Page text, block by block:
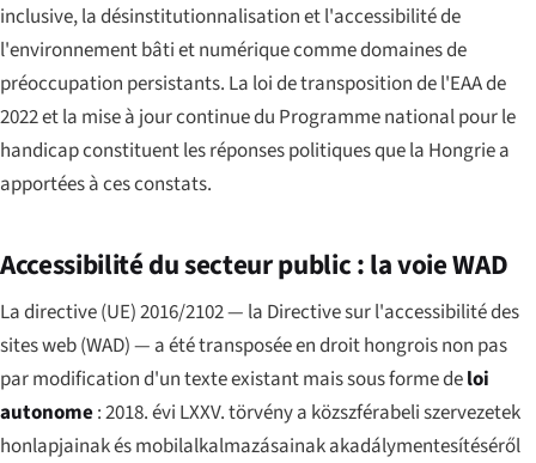
inclusive, la désinstitutionnalisation et l'accessibilité de
l'environnement bâti et numérique comme domaines de
préoccupation persistants. La loi de transposition de l'EAA de
2022 et la mise à jour continue du Programme national pour le
handicap constituent les réponses politiques que la Hongrie a
apportées à ces constats.
Accessibilité du secteur public : la voie WAD
La directive (UE) 2016/2102 — la Directive sur l'accessibilité des
sites web (WAD) — a été transposée en droit hongrois non pas
par modification d'un texte existant mais sous forme deloi
autonome:2018. évi LXXV. törvény a közszférabeli szervezetek
honlapjainak és mobilalkalmazásainak akadálymentesítéséről